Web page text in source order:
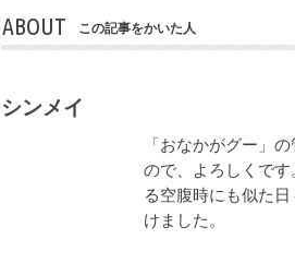
ABOUT この記事をかいた人
シンメイ
「おなかがグー」
ので、よろしくで
る空腹時にも似た
けました。